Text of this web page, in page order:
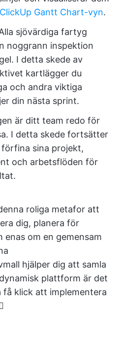
ClickUp Gantt Chart-vyn.
sjövärdiga fartyg
noggrann inspektion
I detta skede av
kartlägger du
och andra viktiga
din nästa sprint.
är ditt team redo för
I detta skede fortsätter
sina projekt,
och arbetsflöden för
roliga metafor att
dig, planera för
om en gemensam
hjälper dig att samla
plattform är det
få klick att implementera